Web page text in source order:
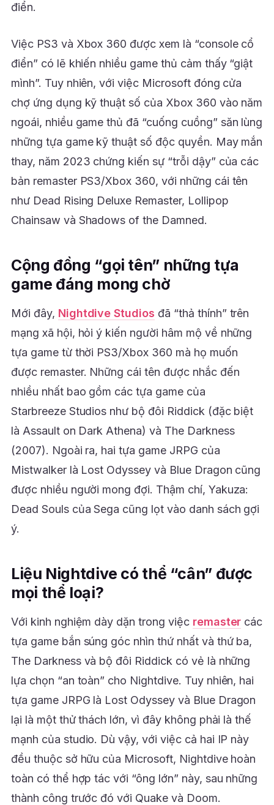
điển.
Việc PS3 và Xbox 360 được xem là “console cổ
điển” có lẽ khiến nhiều game thủ cảm thấy “giật
mình”. Tuy nhiên, với việc Microsoft đóng cửa
chợ ứng dụng kỹ thuật số của Xbox 360 vào năm
ngoái, nhiều game thủ đã “cuống cuồng” săn lùng
những tựa game kỹ thuật số độc quyền. May mắn
thay, năm 2023 chứng kiến sự “trỗi dậy” của các
bản remaster PS3/Xbox 360, với những cái tên
như Dead Rising Deluxe Remaster, Lollipop
Chainsaw và Shadows of the Damned.
Cộng đồng “gọi tên” những tựa
game đáng mong chờ
Mới đây, Nightdive Studios đã “thả thính” trên
mạng xã hội, hỏi ý kiến người hâm mộ về những
tựa game từ thời PS3/Xbox 360 mà họ muốn
được remaster. Những cái tên được nhắc đến
nhiều nhất bao gồm các tựa game của
Starbreeze Studios như bộ đôi Riddick (đặc biệt
là Assault on Dark Athena) và The Darkness
(2007). Ngoài ra, hai tựa game JRPG của
Mistwalker là Lost Odyssey và Blue Dragon cũng
được nhiều người mong đợi. Thậm chí, Yakuza:
Dead Souls của Sega cũng lọt vào danh sách gợi
ý.
Liệu Nightdive có thể “cân” được
mọi thể loại?
Với kinh nghiệm dày dặn trong việc remaster các
tựa game bắn súng góc nhìn thứ nhất và thứ ba,
The Darkness và bộ đôi Riddick có vẻ là những
lựa chọn “an toàn” cho Nightdive. Tuy nhiên, hai
tựa game JRPG là Lost Odyssey và Blue Dragon
lại là một thử thách lớn, vì đây không phải là thế
mạnh của studio. Dù vậy, với việc cả hai IP này
đều thuộc sở hữu của Microsoft, Nightdive hoàn
toàn có thể hợp tác với “ông lớn” này, sau những
thành công trước đó với Quake và Doom.